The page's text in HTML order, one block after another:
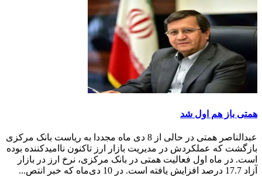
همتی باز هم اول شد
عبدالناصر همتی در حالی از 8 دی ماه مجددا به ریاست بانک مرکزی
بازگشت که عملکردش در مدیریت بازار ارز تاکنون ناامیدکننده بوده
است. در ماه اول فعالیت همتی در بانک مرکزی، نرخ ارز در بازار
آزاد 17.7 درصد افزایش یافته است. در 10 دی‌ماه که خبر انتص...